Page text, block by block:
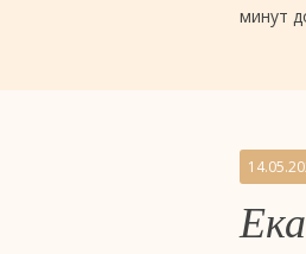
минут